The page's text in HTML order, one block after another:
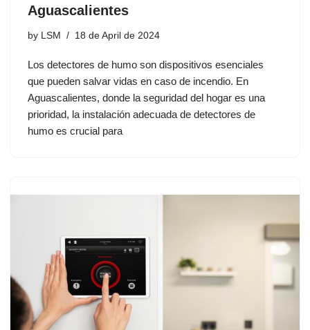
Aguascalientes
by LSM 18 de April de 2024
Los detectores de humo son dispositivos esenciales
que pueden salvar vidas en caso de incendio. En
Aguascalientes, donde la seguridad del hogar es una
prioridad, la instalación adecuada de detectores de
humo es crucial para